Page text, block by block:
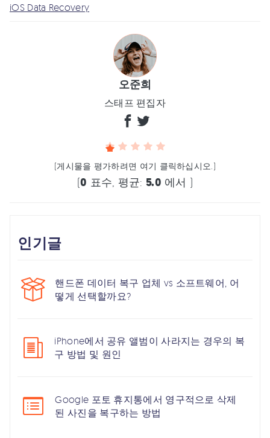
iOS Data Recovery
오준희
스태프 편집자
(게시물을 평가하려면 여기 클릭하십시오.)
(0 표수, 평균: 5.0 에서 )
인기글
핸드폰 데이터 복구 업체 vs 소프트웨어, 어
떻게 선택할까요?
iPhone에서 공유 앨범이 사라지는 경우의 복
구 방법 및 원인
Google 포토 휴지통에서 영구적으로 삭제
된 사진을 복구하는 방법